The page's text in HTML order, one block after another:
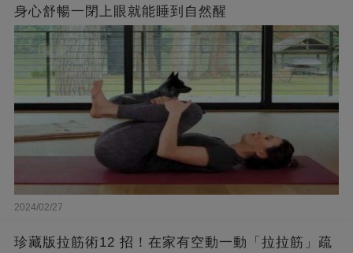
身心舒暢一閉上眼就能睡到自然醒
2024/02/27
珍藏版拉筋術12 招！在家有空動一動「拉拉筋」疏